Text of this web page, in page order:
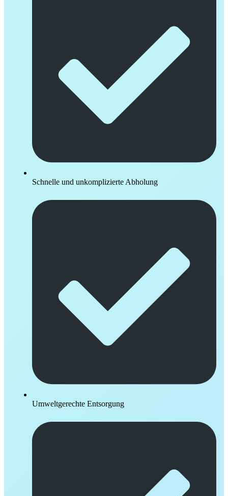
Schnelle und unkomplizierte Abholung
Umweltgerechte Entsorgung